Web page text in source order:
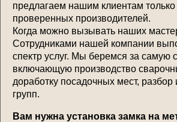
предлагаем нашим клиентам
проверенных производителей.
Когда можно вызывать наших
Сотрудниками нашей компании
спектр услуг. Мы беремся за самую
включающую производство
доработку посадочных мест,
групп.
Вам нужна установка замка на